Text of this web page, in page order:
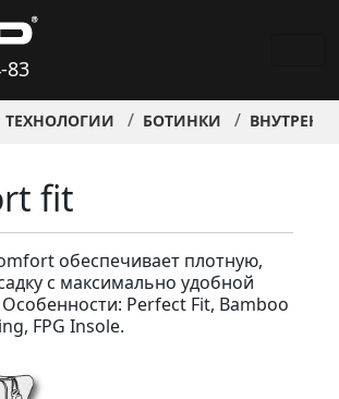
83
ТЕХНОЛОГИИ БОТИНКИ
fit
обеспечивает плотную,
с максимально удобной
Perfect Fit, Bamboo
FPG Insole.